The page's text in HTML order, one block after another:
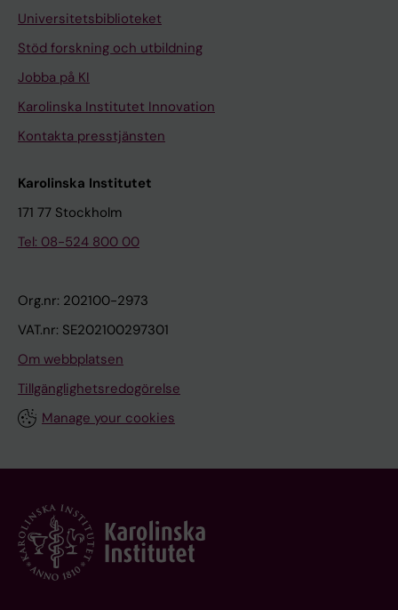
Universitetsbiblioteket
Stöd forskning och utbildning
Jobba på KI
Karolinska Institutet Innovation
Kontakta presstjänsten
Karolinska Institutet
171 77 Stockholm
Tel: 08-524 800 00
Org.nr: 202100-2973
VAT.nr: SE202100297301
Om webbplatsen
Tillgänglighetsredogörelse
Manage your cookies